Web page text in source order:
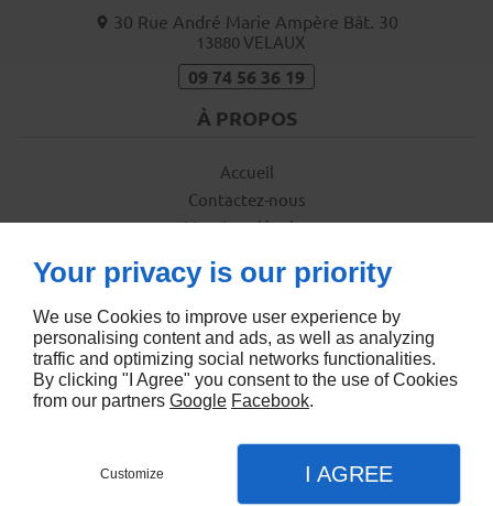
30 Rue André Marie Ampère Bât. 30
13880VELAUX
09 74 56 36 19
À PROPOS
Accueil
Contactez-nous
Mentions légales
Your privacy is our priority
We use Cookies to improve user experience by
personalising content and ads, as well as analyzing
traffic and optimizing social networks functionalities.
By clicking "I Agree" you consent to the use of Cookies
from our partners Google Facebook.
Customize I AGREE